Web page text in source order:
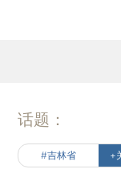
话题：
#吉林省 +